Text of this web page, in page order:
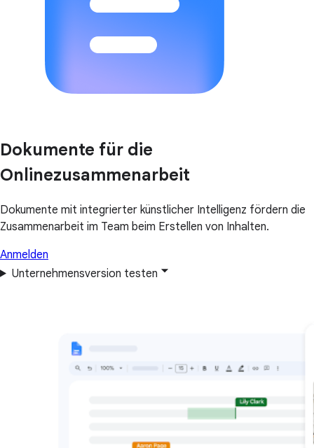
Dokumente für die
Onlinezusammenarbeit
Dokumente mit integrierter künstlicher Intelligenz fördern die
Zusammenarbeit im Team beim Erstellen von Inhalten.
Anmelden
Unternehmensversion testen